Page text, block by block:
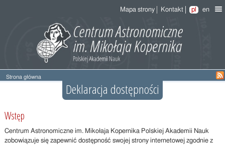
Mapa strony Kontakt pl en
Strona główna
Deklaracja dostępności
Wstęp
Centrum Astronomiczne im. Mikołaja Kopernika Polskiej Akademii Nauk
zobowiązuje się zapewnić dostępność swojej strony internetowej zgodnie z